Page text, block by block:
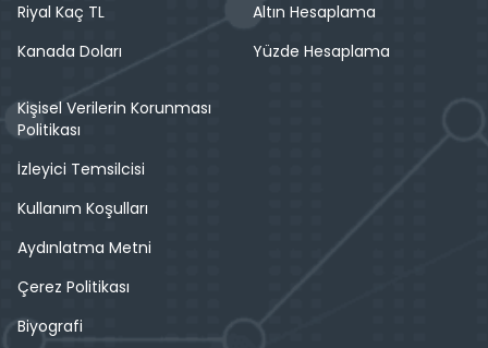
Riyal Kaç TL
Kanada Doları
Altın Hesaplama
Yüzde Hesaplama
Kişisel Verilerin Korunması
Politikası
İzleyici Temsilcisi
Kullanım Koşulları
Aydınlatma Metni
Çerez Politikası
Biyografi